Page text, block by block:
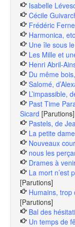
Isabelle
Cécile
Frédéric
Harmonica,
Une île sous
Les Mille et
Henri Abril-
Du même
Salomé,
L’impassible,
Past Time
Sicard [Parutions]
Pastels, de
La petite
Nouveaux
nous les
Drames à
La mort n’est
[Parutions]
Humains, trop
[Parutions]
Bal des
Un temps de